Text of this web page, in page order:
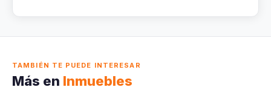
TAMBIÉN TE PUEDE INTERESAR
Más en Inmuebles